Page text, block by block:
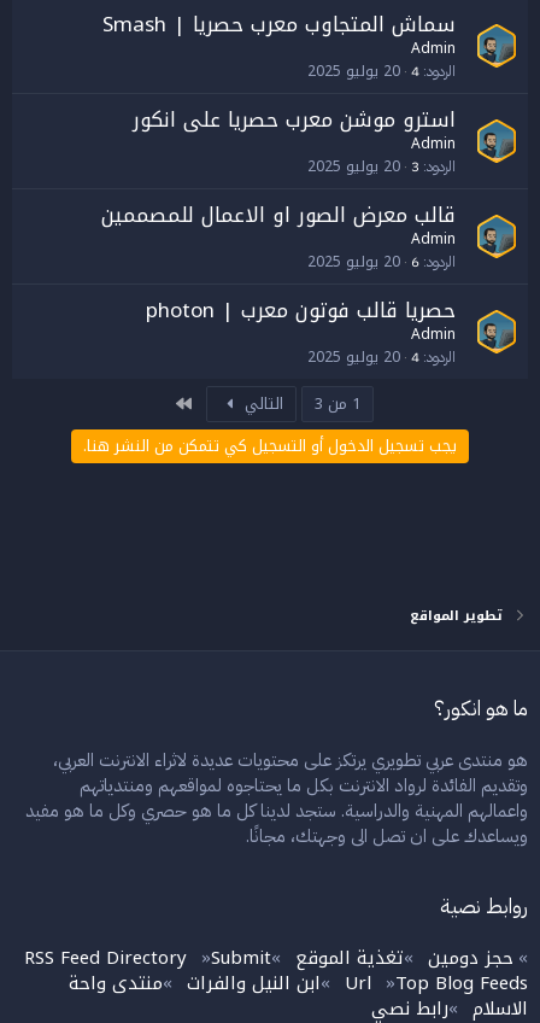
سماش المتجاوب معرب حصريا | Smash
Admin
الردود 4 20 يوليو 2025
استرو موشن معرب حصريا على انكور
Admin
الردود 3 20 يوليو 2025
قالب معرض الصور او الاعمال للمصممين
Admin
الردود 6 20 يوليو 2025
حصريا قالب فوتون معرب | photon
Admin
الردود 4 20 يوليو 2025
1 من 3 التالي
يجب تسجيل الدخول أو التسجيل كي تتمكن من النشر هنا.
تطوير المواقع
ما هو انكور؟
هو منتدى عربي تطويري يرتكز على محتويات عديدة لاثراء الانترنت العربي،
وتقديم الفائدة لرواد الانترنت بكل ما يحتاجوه لمواقعهم ومنتدياتهم
واعمالهم المهنية والدراسية. ستجد لدينا كل ما هو حصري وكل ما هو مفيد
ويساعدك على ان تصل الى وجهتك، مجانًا.
روابط نصية
» حجز دومين »تغذية الموقع »
RSS Feed Directory »Submit
Url »Top Blog Feeds
»ابن النيل والفرات »منتدى واحة
الاسلام »رابط نصي